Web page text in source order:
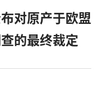
对原产于欧盟
的最终裁定